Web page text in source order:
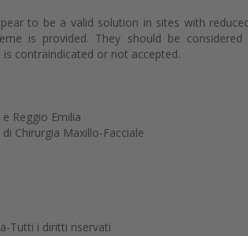
to be a valid solution in sites with
is provided. They should be
contraindicated or not accepted.
Reggio Emilia
Chirurgia Maxillo-Facciale
Tutti i diritti riservati